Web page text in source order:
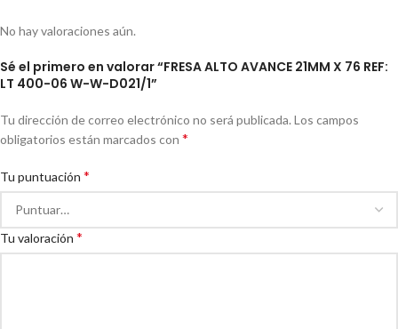
No hay valoraciones aún.
Sé el primero en valorar “FRESA ALTO AVANCE 21MM X 76 REF:
LT 400-06 W-W-D021/1”
Tu dirección de correo electrónico no será publicada. Los campos
obligatorios están marcados con *
Tu puntuación *
Tu valoración *